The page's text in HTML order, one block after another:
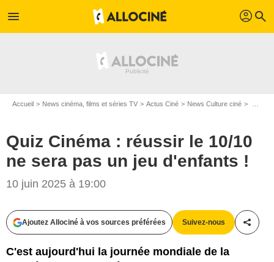
menu profil search
Accueil News cinéma, films et séries TV Actus Ciné News Culture ciné
Quiz Cinéma : réussir le 10/10
ne sera pas un jeu d'enfants !
10 juin 2025 à 19:00
Ajoutez Allociné à vos sources préférées Suivez-nous
C'est aujourd'hui la journée mondiale de la